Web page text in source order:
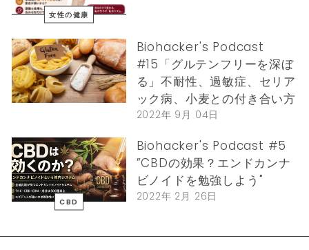
女性の健康
Biohacker's Podcast
#15「グルテンフリーを深ぼ
る」不耐性、過敏症、セリア
ック病、小麦との付き合い方
2022年 9月 04日
CBD
Biohacker's Podcast #5
”CBDの効果？エンドカンナ
ビノイドを勉強しよう"
2022年 2月 26日